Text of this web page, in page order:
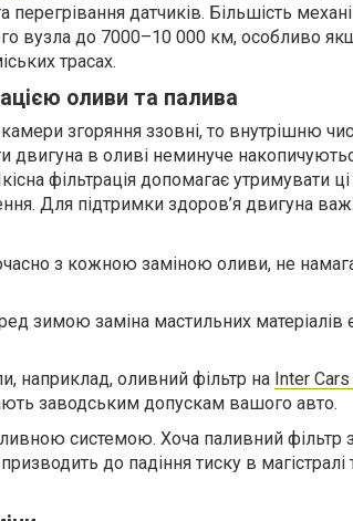
перегрівання датчиків. Більшість
вузла до 7000–10 000 км, особливо
трасах.
оливи та палива
згоряння ззовні, то внутрішню
двигуна в оливі неминуче
фільтрація допомагає утримувати
Для підтримки здоров’я двигуна
з кожною заміною оливи, не
зимою заміна мастильних
наприклад, оливний фільтр на Inter
заводським допускам вашого авто.
системою. Хоча паливний фільтр
до падіння тиску в магістралі